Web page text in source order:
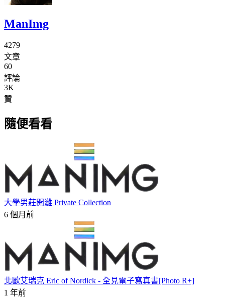
ManImg
4279
文章
60
評論
3K
贊
隨便看看
大學男莊開濰 Private Collection
6 個月前
北歐艾瑞克 Eric of Nordick - 全見電子寫真書[Photo R+]
1 年前